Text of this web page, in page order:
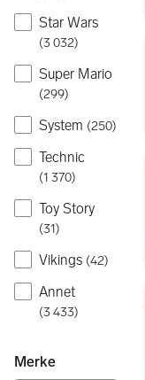
Star Wars
(3 032)
Super Mario
(299)
System (250)
Technic
(1 370)
Toy Story
(31)
Vikings (42)
Annet
(3 433)
Merke